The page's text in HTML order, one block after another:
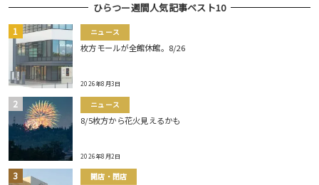
ひらつー週間人気記事ベスト10
ニュース
枚方モールが全館休館。8/26
2026年8月3日
ニュース
8/5枚方から花火見えるかも
2026年8月2日
開店・閉店